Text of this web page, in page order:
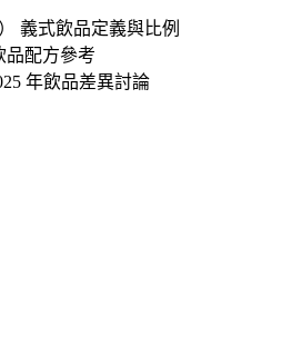
義式飲品定義與比例
品配方參考
年飲品差異討論